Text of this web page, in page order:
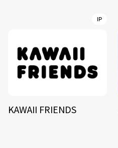
IP
KAWAII FRIENDS